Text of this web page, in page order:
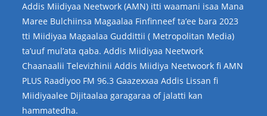
Addis Miidiyaa Neetwork (AMN) itti waamani isaa Mana
Maree Bulchiinsa Magaalaa Finfinneef ta’ee bara 2023
tti Miidiyaa Magaalaa Guddittii ( Metropolitan Media)
ta’uuf mul’ata qaba. Addis Miidiyaa Neetwork
Chaanaalii Televizhinii Addis Miidiya Neetwoork fi AMN
PLUS Raadiyoo FM 96.3 Gaazexxaa Addis Lissan fi
Miidiyaalee Dijitaalaa garagaraa of jalatti kan
hammatedha.